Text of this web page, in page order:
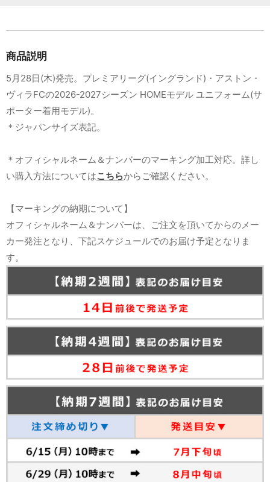
商品説明
5月28日(木)発売。プレミアリーグ(イングランド)・アストン・
ヴィラFCの2026-2027シーズン HOMEモデル ユニフォーム(サ
ポーター着用モデル)。
＊ジャパンサイズ表記。
＊オフィシャルネーム＆ナンバーのマーキング加工対応。詳し
い購入方法についてはこちらからご確認ください。
【マーキングの納期について】
オフィシャルネーム＆ナンバーは、ご注文を頂いてからのメー
カー発注となり、下記スケジュールでのお届け予定となりま
す。